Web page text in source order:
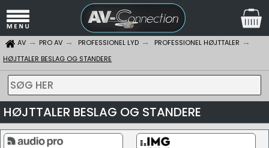
AV PRO AV PROFESSIONEL LYD
PROFESSIONEL HØJTTALER
HØJTTALER BESLAG OG STANDERE
SØG HER
HØJTTALER BESLAG OG STANDERE